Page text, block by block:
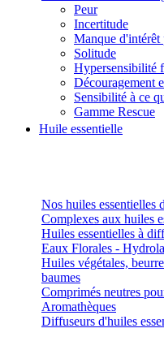
Peur
Incertitude
Manque d'intérêt
Solitude
Hypersensibilité
Découragement
Sensibilité à ce
Gamme Rescue
Huile essentielle
Nos huiles essentielles
Complexes aux huiles
Huiles essentielles à
Eaux Florales -
Huiles végétales,
baumes
Comprimés neutres
Aromathèques
Diffuseurs d'huiles